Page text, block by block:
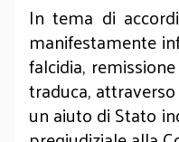
In tema di
manifestamente
falcidia,
traduca,
un aiuto di Stato